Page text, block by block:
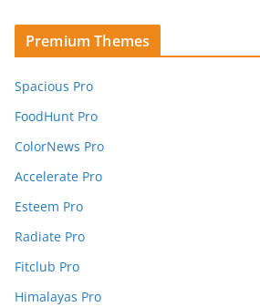
Premium Themes
Spacious Pro
FoodHunt Pro
ColorNews Pro
Accelerate Pro
Esteem Pro
Radiate Pro
Fitclub Pro
Himalayas Pro